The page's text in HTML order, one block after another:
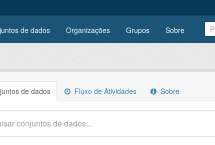
de dados Organizações Grupos Sobre
de dados Fluxo de Atividades Sobre